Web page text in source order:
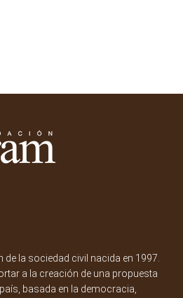
la sociedad civil nacida en 1997.
a la creación de una propuesta
basada en la democracia,